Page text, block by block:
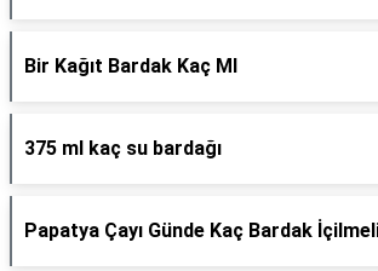
Bir Kağıt Bardak Kaç Ml
375 ml kaç su bardağı
Papatya Çayı Günde Kaç Bardak